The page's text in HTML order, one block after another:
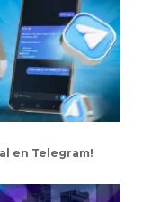
en Telegram!